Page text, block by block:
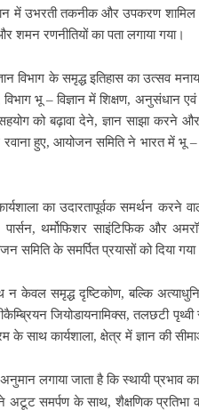
में उभरती तकनीक और उपकरण शामिल
रणनीतियों का पता लगाया गया।
विभाग के समृद्ध इतिहास का उत्सव
भू – विज्ञान में शिक्षण,
सहयोग को बढ़ावा देने, ज्ञान साझा
हुए, आयोजन समिति ने भारत में भू –
का उदारतापूर्वक समर्थन करने
पार्सन, थर्मोफिशर साइंटिफिक
के समर्पित प्रयासों को दिया
न केवल समृद्ध दृष्टिकोण, बल्कि
जियोडायनामिक्स, तलछटी
के साथ कार्यशाला, क्षेत्र में ज्ञान की
लगाया जाता है कि स्थायी प्रभाव
समर्पण के साथ, शैक्षणिक प्रतिभा